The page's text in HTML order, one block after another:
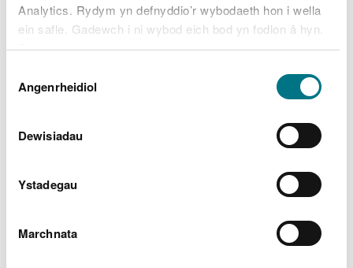
Analytics. Rydym yn defnyddio’r wybodaeth hon i wella
ein safle. Gadewch i ni wybod eich bod yn fodlon â hyn.
Byddwn yn defnyddio cwci i gadw eich dewis.
Gellirdarllen mwy am ein cwcis cyn i chi ddewis.
Caniatâd
Angenrheidiol
Dewisiadau
Ystadegau
Marchnata
Nid gofyniad cyfreithiol yn unig yw
trwyddedau amgylcheddol – maent yn
cynnal safonau sy’n hanfodol i amddiffyn
bod gwastraff yn cael ei reoli’n ddiogel ac
yn gyfreithlon. Mae’r achos hwn yn dangos
gwastraff gael y caniatâd cywir ar waith.
corneli yn tanseilio busnesau cyfreithlon
sy’n buddsoddi mewn cydymffurfio. Mae’n
risgiau amgylcheddol ac i iechyd y
cyhoedd.